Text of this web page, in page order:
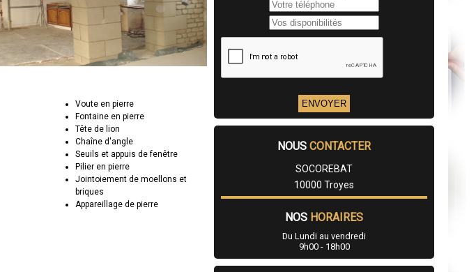
Voute en pierre
Fontaine en pierre
Tête de lion
Chaîne d'angle
Seuils et appuis de fenêtre
Pilier en pierre
Jointoiement de moellons et
briques
Appareillage de pierre
NOUS CONTACTER
SOCOREBAT
10000 Troyes
NOS HORAIRES
Du Lundi au vendredi
9h00 - 18h00